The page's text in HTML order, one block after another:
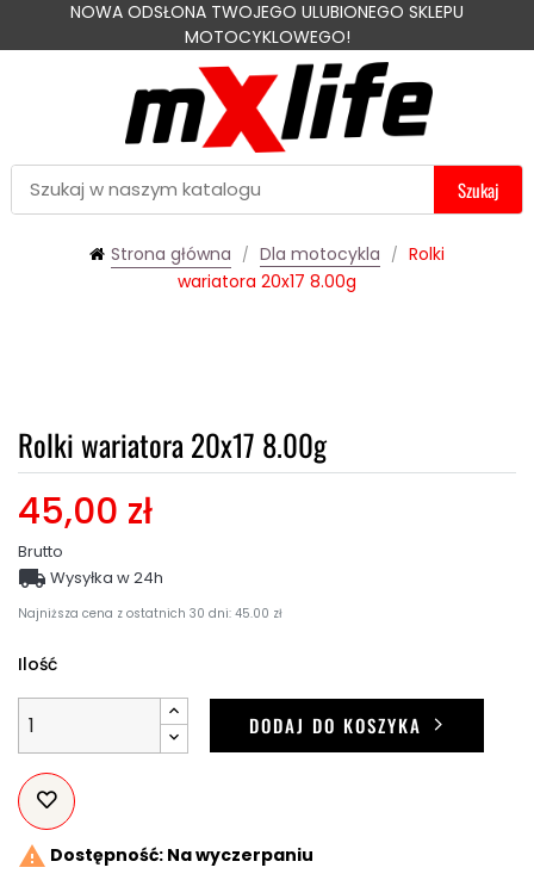
NOWA ODSŁONA TWOJEGO ULUBIONEGO SKLEPU
MOTOCYKLOWEGO!
Szukaj
Strona główna Dla motocykla
Rolki
wariatora 20x17 8.00g
Rolki wariatora 20x17 8.00g
45,00 zł
Brutto
Najniższa cena z ostatnich 30 dni: 45.00 zł
 Wysyłka w 24h
Ilość
DODAJ DO KOSZYKA
 Dostępność: Na wyczerpaniu